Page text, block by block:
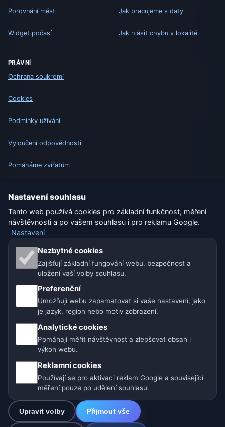
Porovnání měst
Widget počasí
Jak pracujeme s daty
Jak hlásit chybu v lokalitě
PRÁVNÍ
Ochrana soukromí
Cookies
Podmínky užívání
Vyloučení odpovědnosti
Pomáháme zvířatům
Nastavení
Naše weby o počasí:
🇨🇿 Česko 🇭🇷 Chorvatsko 🇧🇬 Bulharsko
🇩🇪🇦🇹🇨🇭 Německo / Rakousko / Švýcarsko
🌎 Latinská Amerika a Španělsko
🇮🇳 Jižní a jihovýchodní Asie
Provozovatel: Spolek Minizoo.cz z.s. | IČO: 21135550 |
info@pocasi.online
© 2026 Počasí Online · Meteorologická data: MET Norway · Open-
Meteo. Výstrahy počasí: ČHMÚ.
Nastavení souhlasu
Tento web používá cookies pro základní funkčnost, měření
návštěvnosti a po vašem souhlasu i pro reklamu Google.
Nastavení
Nezbytné cookies
Zajišťují základní fungování webu, bezpečnost a
uložení vaší volby souhlasu.
Preferenční
Umožňují webu zapamatovat si vaše nastavení, jako
je jazyk, region nebo motiv zobrazení.
Analytické cookies
Pomáhají měřit návštěvnost a zlepšovat obsah i
výkon webu.
Reklamní cookies
Používají se pro aktivaci reklam Google a související
měření pouze po udělení souhlasu.
Upravit volby Přijmout vše